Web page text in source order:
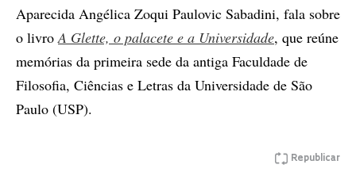
Aparecida Angélica Zoqui Paulovic Sabadini, fala sobre
o livroA Glette, o palacete e a Universidade, que reúne
memórias da primeira sede da antiga Faculdade de
Filosofia, Ciências e Letras da Universidade de São
Paulo (USP).
Republicar